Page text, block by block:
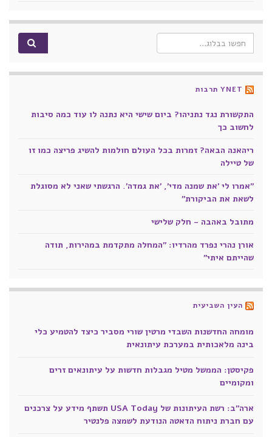
Search for:
YNET תרבות
התקשורת נגד נתניהו? ביום שישי היא נתנה לו עוד כמה סיבות
לחשוב כך
ריהאנה הבאה? זמרות בכל העולם חולמות להשיג פריצה כמו זו
של טיילה
"אמרו לי 'את שמנה מדי', 'את גמדה'. הרגשתי שאני לא מסוגלת
לשאת את הביקורת"
מתובל באהבה - חלק שלישי
אורן נהרי נפרד מהרדיו: "המחלה מתקדמת במהירות, תודה
שהייתם איתי"
העין השביעית
מומחה החדשנות השבדי מרטין שורי מסביר כיצד להטמיע כלי
בינה מלאכותית במערכת עיתונאית
פקיסטן: הממשל מטיל מגבלות חדשות על עיתונאים זרים
ומקומיים
ארה"ב: רשת העיתונות של USA Today תשתף מידע על צרכנים
עם חברת ניתוח הדאטה הנודעת לשמצה פלנטיר